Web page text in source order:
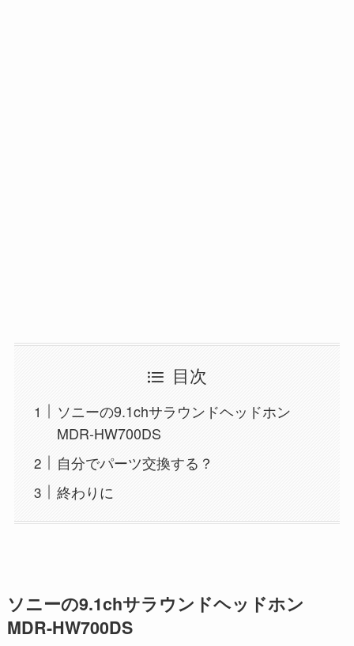
目次
ソニーの9.1chサラウンドヘッドホン
MDR-HW700DS
自分でパーツ交換する？
終わりに
ソニーの9.1chサラウンドヘッドホン
MDR-HW700DS